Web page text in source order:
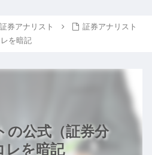
証券アナリスト
証券アナリスト
を暗記
の公式（証券分
レを暗記